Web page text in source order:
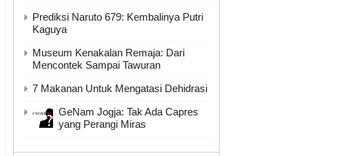
Prediksi Naruto 679: Kembalinya Putri
Kaguya
Museum Kenakalan Remaja: Dari
Mencontek Sampai Tawuran
7 Makanan Untuk Mengatasi Dehidrasi
GeNam Jogja: Tak Ada Capres
yang Perangi Miras